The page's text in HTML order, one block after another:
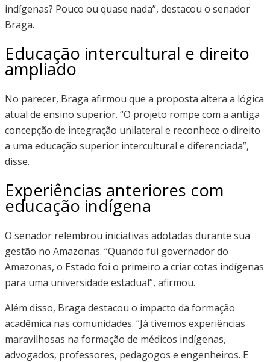
indígenas? Pouco ou quase nada”, destacou o senador
Braga.
Educação intercultural e direito
ampliado
No parecer, Braga afirmou que a proposta altera a lógica
atual de ensino superior. “O projeto rompe com a antiga
concepção de integração unilateral e reconhece o direito
a uma educação superior intercultural e diferenciada”,
disse.
Experiências anteriores com
educação indígena
O senador relembrou iniciativas adotadas durante sua
gestão no Amazonas. “Quando fui governador do
Amazonas, o Estado foi o primeiro a criar cotas indígenas
para uma universidade estadual”, afirmou.
Além disso, Braga destacou o impacto da formação
acadêmica nas comunidades. “Já tivemos experiências
maravilhosas na formação de médicos indígenas,
advogados, professores, pedagogos e engenheiros. E